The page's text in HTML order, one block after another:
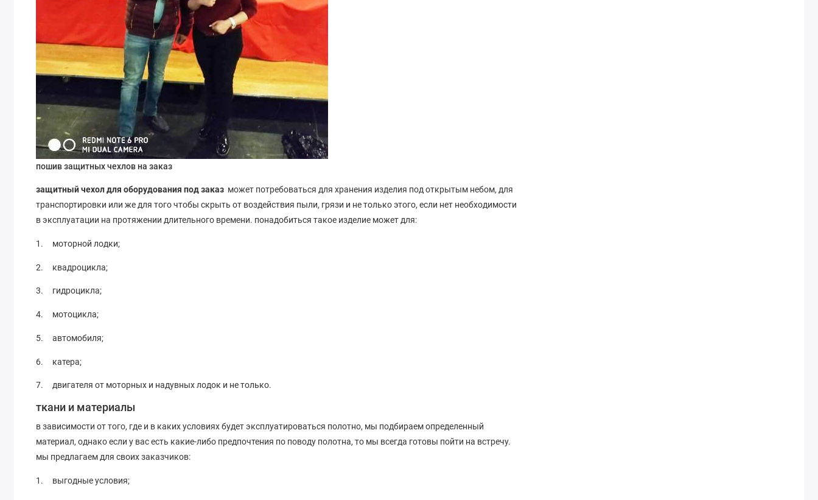
пошив защитных чехлов на заказ
защитный чехол для оборудования под заказ может потребоваться для хранения изделия под открытым небом, для
транспортировки или же для того чтобы скрыть от воздействия пыли, грязи и не только этого, если нет необходимости
в эксплуатации на протяжении длительного времени. понадобиться такое изделие может для:
1. моторной лодки;
2. квадроцикла;
3. гидроцикла;
4. мотоцикла;
5. автомобиля;
6. катера;
7. двигателя от моторных и надувных лодок и не только.
ткани и материалы
в зависимости от того, где и в каких условиях будет эксплуатироваться полотно, мы подбираем определенный
материал, однако если у вас есть какие-либо предпочтения по поводу полотна, то мы всегда готовы пойти на встречу.
мы предлагаем для своих заказчиков:
1. выгодные условия;